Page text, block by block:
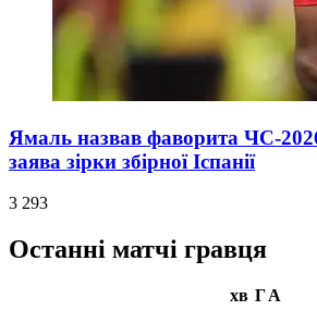
Ямаль назвав фаворита ЧС-
заява зірки збірної Іспанії
3 293
Останні матчі гравця
хв ГА